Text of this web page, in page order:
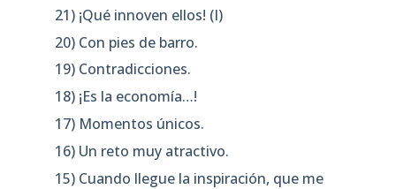
21) ¡Qué innoven ellos! (I)
20) Con pies de barro.
19) Contradicciones.
18) ¡Es la economía…!
17) Momentos únicos.
16) Un reto muy atractivo.
15) Cuando llegue la inspiración, que me